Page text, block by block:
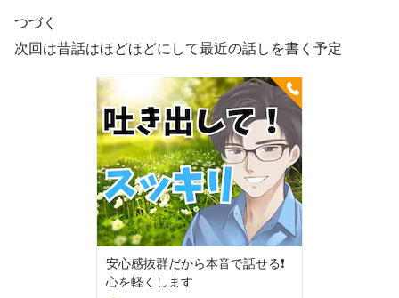
つづく
次回は昔話はほどほどにして最近の話しを書く予定
安心感抜群だから本音で話せる❗️
心を軽くします